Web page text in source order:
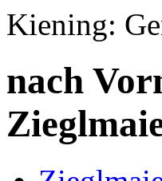
Kiening:
nach